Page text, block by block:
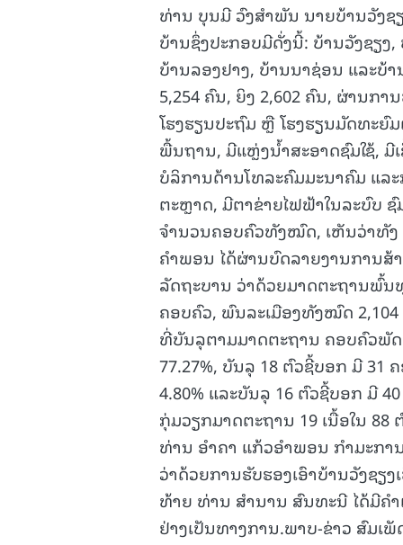
ທ່ານ ບຸນມີ ວົງສໍາພັນ ນາຍບ້ານວັງ
ບ້ານຊຶ່ງປະກອບມີດັ່ງນີ້: ບ້ານວັງຊຽ
ບ້ານລອງຢາງ, ບ້ານນາຊ່ອນ ແລະ
5,254 ຄົນ, ຍິງ 2,602 ຄົນ, ຜ່ານກາ
ໂຮງຮຽນປະຖົມ ຫຼື ໂຮງຮຽນມັດທະ
ພື້ນຖານ, ມີແຫຼ່ງນ້ຳສະອາດຊົມໃຊ້, ມີ
ບໍລິການດ້ານໂທລະຄົມມະນາຄົມ ແລ
ຕະຫຼາດ, ມີຕາຂ່າຍໄຟຟ້າໃນລະບົບ
ຈຳນວນຄອບຄົວທັງໝົດ, ເຫັນວ່າທັງ
ຄຳພອນ ໄດ້ຜ່ານບົດລາຍງານການສ້
ລັດຖະບານ ວ່າດ້ວຍມາດຕະຖານພົ້
ຄອບຄົວ, ພົນລະເມືອງທັງໝົດ
ທີ່ບັນລຸຕາມມາດຕະຖານ ຄອບຄົວພັ
77.27%, ບັນລຸ 18 ຕົວຊີ້ບອກ ມີ 31
4.80% ແລະບັນລຸ 16 ຕົວຊີ້ບອກ ມີ
ກຸ່ມວຽກມາດຕະຖານ 19 ເນື້ອໃນ
ທ່ານ ອຳຄາ ແກ້ວອຳພອນ ກຳມະກາ
ວ່າດ້ວຍການຮັບຮອງເອົາບ້ານວັງຊຽ
ທ້າຍ ທ່ານ ສຳນານ ສົນທະນີ ໄດ້ມີຄ
ຢ່າງເປັນທາງການ.ພາບ-ຂ່າວ ສົມເພັ